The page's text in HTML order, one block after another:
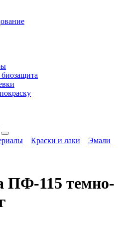
Краски и лаки Эмали
ПФ-115 темно-